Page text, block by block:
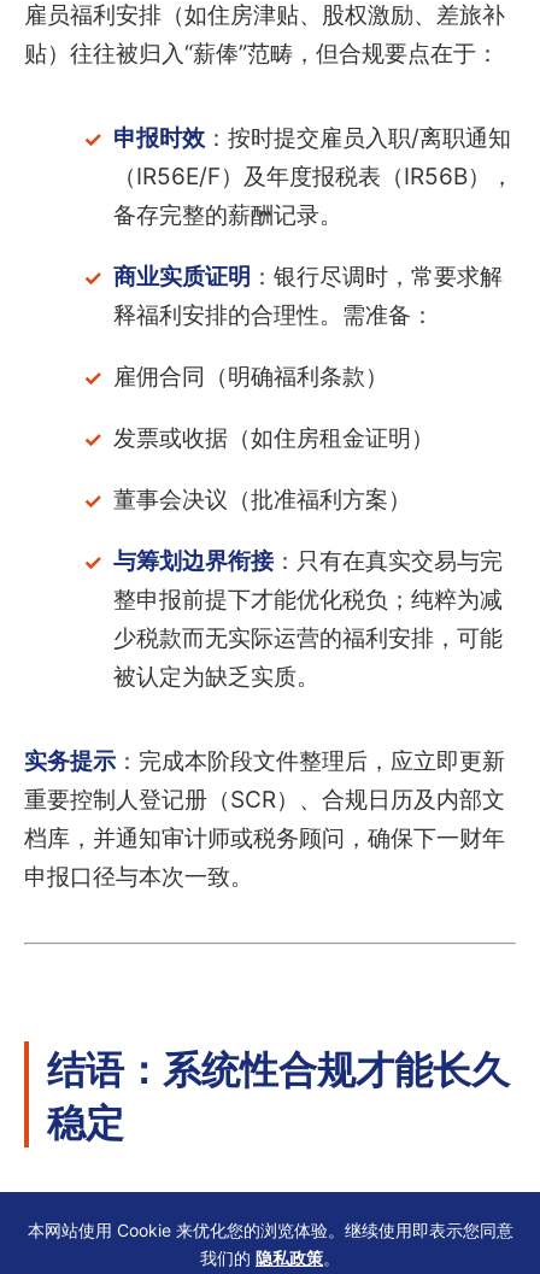
雇员福利安排（如住房津贴、股权激励、差旅补
贴）往往被归入“薪俸”范畴，但合规要点在于：
申报时效：按时提交雇员入职/离职通知
（IR56E/F）及年度报税表（IR56B），
备存完整的薪酬记录。
商业实质证明 ：银行尽调时，常要求解
释福利安排的合理性。需准备：
雇佣合同（明确福利条款）
发票或收据（如住房租金证明）
董事会决议（批准福利方案）
与筹划边界衔接：只有在真实交易与完
整申报前提下才能优化税负；纯粹为减
少税款而无实际运营的福利安排，可能
被认定为缺乏实质。
实务提示 ：完成本阶段文件整理后，应立即更新
重要控制人登记册（SCR）、合规日历及内部文
档库，并通知审计师或税务顾问，确保下一财年
申报口径与本次一致。
结语：系统性合规才能长久
稳定
董事薪酬与雇员福利安排全过程的持续管理。从
本网站使用 Cookie 来优化您的浏览体验。继续使用即表示您同意
我们的 隐私政策。